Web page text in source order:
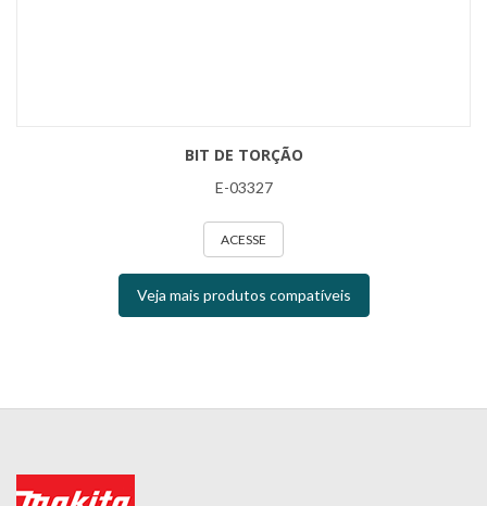
BIT DE TORÇÃO
E-03327
ACESSE
Veja mais produtos compatíveis